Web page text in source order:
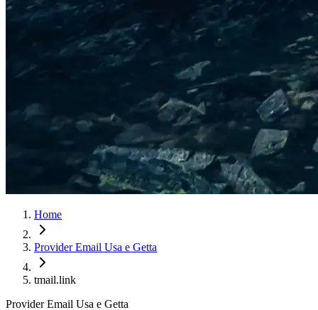
Home
Provider Email Usa e Getta
tmail.link
Provider Email Usa e Getta